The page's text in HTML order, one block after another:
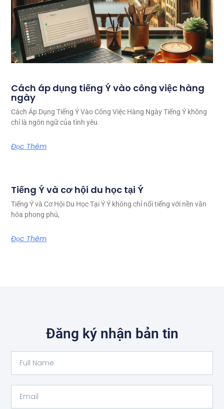
Cách áp dụng tiếng Ý vào công việc hàng
ngày
Cách Áp Dụng Tiếng Ý Vào Công Việc Hàng Ngày Tiếng Ý không
chỉ là ngôn ngữ của tình yêu
Đọc Thêm
Tiếng Ý và cơ hội du học tại Ý
Tiếng Ý và Cơ Hội Du Học Tại Ý Ý không chỉ nổi tiếng với nền văn
hóa phong phú,
Đọc Thêm
Đăng ký nhận bản tin